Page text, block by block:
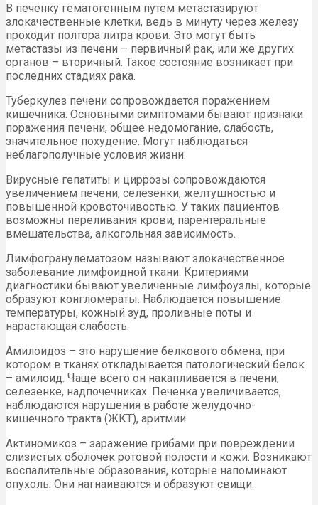
В печенку гематогенным путем метастазируют
злокачественные клетки, ведь в минуту через железу
проходит полтора литра крови. Это могут быть
метастазы из печени – первичный рак, или же других
органов – вторичный. Такое состояние возникает при
последних стадиях рака.
Туберкулез печени сопровождается поражением
кишечника. Основными симптомами бывают признаки
поражения печени, общее недомогание, слабость,
значительное похудение. Могут наблюдаться
неблагополучные условия жизни.
Вирусные гепатиты и циррозы сопровождаются
увеличением печени, селезенки, желтушностью и
повышенной кровоточивостью. У таких пациентов
возможны переливания крови, парентеральные
вмешательства, алкогольная зависимость.
Лимфогранулематозом называют злокачественное
заболевание лимфоидной ткани. Критериями
диагностики бывают увеличенные лимфоузлы, которые
образуют конгломераты. Наблюдается повышение
температуры, кожный зуд, проливные поты и
нарастающая слабость.
Амилоидоз – это нарушение белкового обмена, при
котором в тканях откладывается патологический белок
– амилоид. Чаще всего он накапливается в печени,
селезенке, надпочечниках. Печенка увеличивается,
наблюдаются нарушения в работе желудочно-
кишечного тракта (ЖКТ), аритмии.
Актиномикоз – заражение грибами при повреждении
слизистых оболочек ротовой полости и кожи. Возникают
воспалительные образования, которые напоминают
опухоль. Они нагнаиваются и образуют свищи.